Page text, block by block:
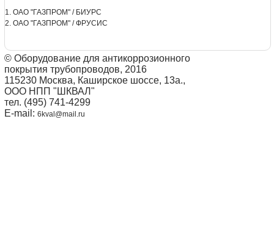
1. ОАО "ГАЗПРОМ" / БИУРС
2. ОАО "ГАЗПРОМ" / ФРУСИС
© Оборудование для антикоррозионного
покрытия трубопроводов, 2016
115230 Москва, Каширское шоссе, 13а.,
ООО НПП "ШКВАЛ"
тел. (495) 741-4299
E-mail: 6kval@mail.ru